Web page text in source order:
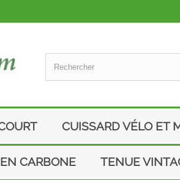
CUISSARD VÉLO ET
CARBONE TENUE